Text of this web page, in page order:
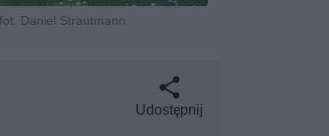
Daniel Strautmann
Udostępnij